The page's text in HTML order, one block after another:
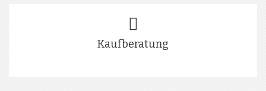
Kaufberatung